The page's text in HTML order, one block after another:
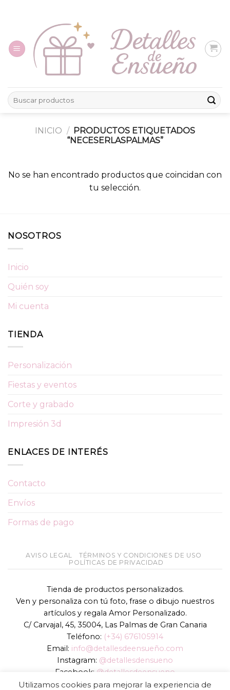
Buscar
por:
INICIO / PRODUCTOS ETIQUETADOS
“NECESERLASPALMAS”
No se han encontrado productos que coincidan con
tu selección.
NOSOTROS
Inicio
Quién soy
Mi cuenta
TIENDA
Personalización
Fiestas y eventos
Corte y grabado
Impresión 3d
ENLACES DE INTERÉS
Contacto
Envíos
Formas de pago
AVISO LEGAL
TÉRMINOS Y CONDICIONES DE USO
POLÍTICAS DE PRIVACIDAD
Tienda de productos personalizados.
Ven y personaliza con tú foto, frase o dibujo nuestros
artículos y regala Amor Personalizado.
C/ Carvajal, 45, 35004, Las Palmas de Gran Canaria
Teléfono: (+34) 676105914
Email: info@detallesdeensueño.com
Instagram: @detallesdensueno
Facebook: @detallesdeensueno
TikTok: @detallesdensueno
Utilizamos cookies para mejorar la experiencia de